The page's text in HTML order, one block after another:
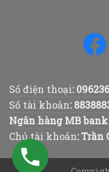
Số điện thoại:
Số tài khoản:
Ngân hàng MB
Chủ tài khoản: Trần